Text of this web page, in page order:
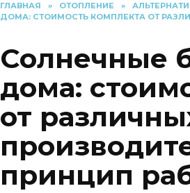
ГЛАВНАЯ » ОТОПЛЕНИЕ »
ДОМА: СТОИМОСТЬ КОМПЛЕКТА ОТ
Солнечные
дома:
от
принцип